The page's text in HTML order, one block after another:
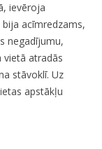
ievēroja
acīmredzams,
negadījumu,
atradās
stāvoklī. Uz
apstākļu